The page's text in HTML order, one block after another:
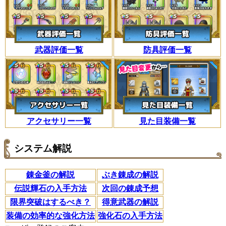
武器評価一覧 防具評価一覧
アクセサリー一覧 見た目装備一覧
システム解説
錬金釜の解説
ぶき錬成の解説
伝説輝石の入手方法
次回の錬成予想
限界突破はするべき？
得意武器の解説
装備の効率的な強化方法 強化石の入手方法